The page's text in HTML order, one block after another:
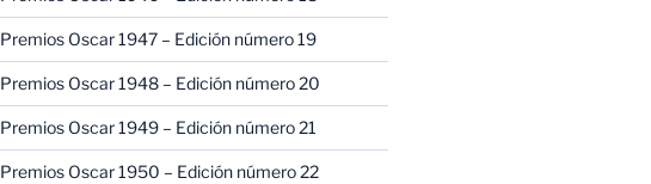
Premios Oscar 1947 – Edición número 19
Premios Oscar 1948 – Edición número 20
Premios Oscar 1949 – Edición número 21
Premios Oscar 1950 – Edición número 22